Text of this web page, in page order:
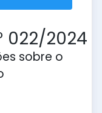
022/2024
sobre o